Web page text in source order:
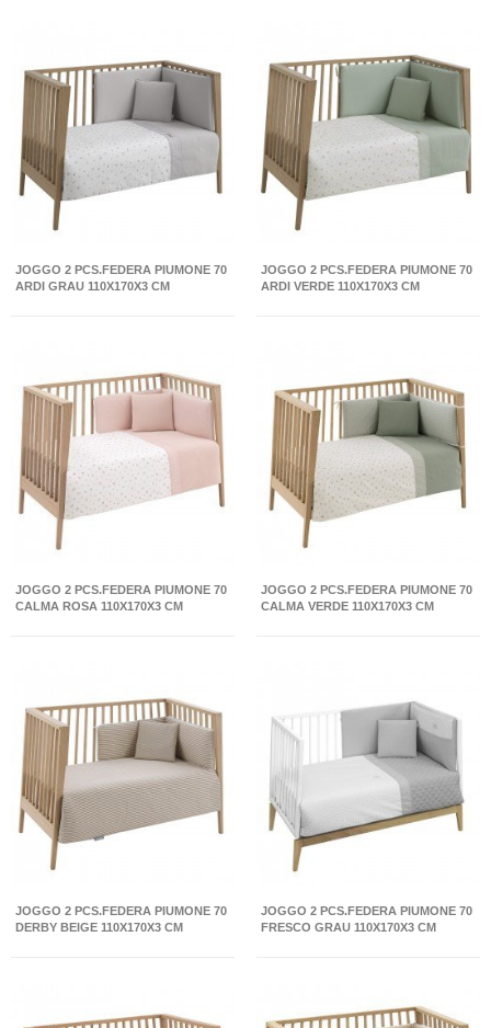
JOGGO 2 PCS.FEDERA PIUMONE 70
ARDI GRAU 110X170X3 CM
JOGGO 2 PCS.FEDERA PIUMONE 70
ARDI VERDE 110X170X3 CM
JOGGO 2 PCS.FEDERA PIUMONE 70
CALMA ROSA 110X170X3 CM
JOGGO 2 PCS.FEDERA PIUMONE 70
CALMA VERDE 110X170X3 CM
JOGGO 2 PCS.FEDERA PIUMONE 70
DERBY BEIGE 110X170X3 CM
JOGGO 2 PCS.FEDERA PIUMONE 70
FRESCO GRAU 110X170X3 CM